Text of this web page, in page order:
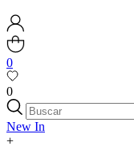
0
0
New In
+